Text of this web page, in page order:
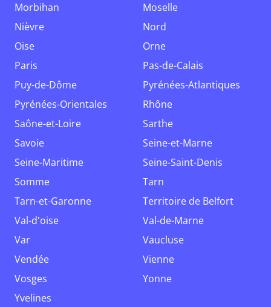
Morbihan
Moselle
Nièvre
Nord
Oise
Orne
Paris
Pas-de-Calais
Puy-de-Dôme
Pyrénées-Atlantiques
Pyrénées-Orientales
Rhône
Saône-et-Loire
Sarthe
Savoie
Seine-et-Marne
Seine-Maritime
Seine-Saint-Denis
Somme
Tarn
Tarn-et-Garonne
Territoire de Belfort
Val-d'oise
Val-de-Marne
Var
Vaucluse
Vendée
Vienne
Vosges
Yonne
Yvelines